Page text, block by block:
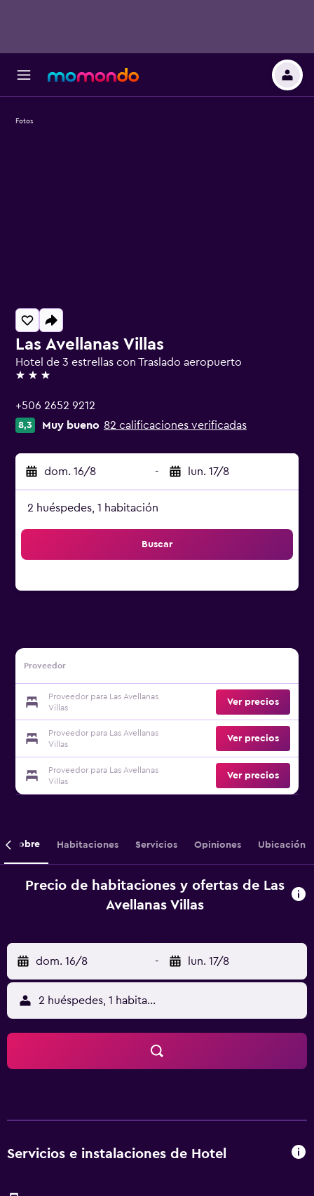
Las Avellanas Villas
Hotel de 3 estrellas con Traslado aeropuerto
3 estrellas
+506 2652 9212
8,3 Muy bueno 82 calificaciones verificadas
dom. 16/8 - lun. 17/8
2 huéspedes, 1 habitación
Buscar
Proveedor
Proveedor para Las Avellanas
Villas
Ver precios
Proveedor para Las Avellanas
Villas
Ver precios
Proveedor para Las Avellanas
Villas
Ver precios
Fotos
Sobre Habitaciones Servicios Opiniones Ubicación
Precio de habitaciones y ofertas de Las
Avellanas Villas
dom. 16/8 - lun. 17/8
2 huéspedes, 1 habitación
Servicios e instalaciones de Hotel